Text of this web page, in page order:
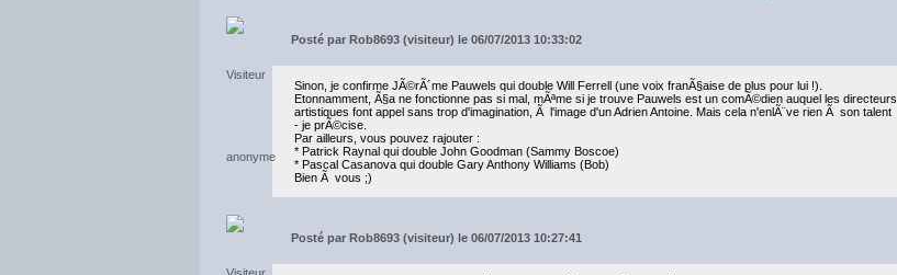
Posté par Rob8693 (visiteur) le 06/07/2013 10:33:02
Sinon, je confirme JÃ©rÃ´me Pauwels qui double Will Ferrell (une voix franÃ§aise de plus pour lui !).
Etonnamment, Ã§a ne fonctionne pas si mal, mÃªme si je trouve Pauwels est un comÃ©dien auquel les directeurs
artistiques font appel sans trop d'imagination, Ã l'image d'un Adrien Antoine. Mais cela n'enlÃ¨ve rien Ã son talent
- je prÃ©cise.
Par ailleurs, vous pouvez rajouter :
* Patrick Raynal qui double John Goodman (Sammy Boscoe)
* Pascal Casanova qui double Gary Anthony Williams (Bob)
Bien Ã vous ;)
Posté par Rob8693 (visiteur) le 06/07/2013 10:27:41